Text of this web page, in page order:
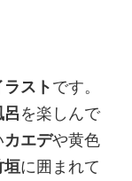
ラストです。
を楽しんで
カエデや黄色
垣に囲まれて